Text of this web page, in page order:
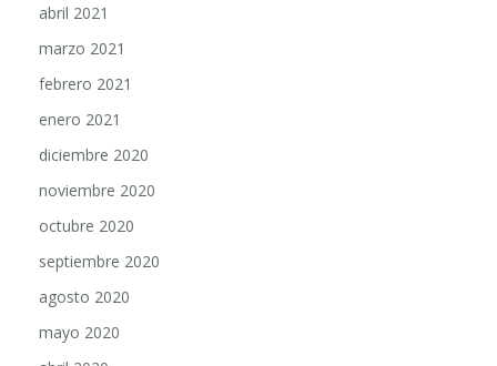
marzo 2021
febrero 2021
enero 2021
diciembre 2020
noviembre 2020
octubre 2020
septiembre 2020
agosto 2020
mayo 2020
abril 2020